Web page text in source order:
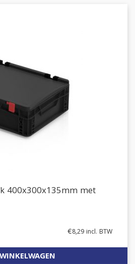
400x300x135mm met
€8,29 incl. BTW